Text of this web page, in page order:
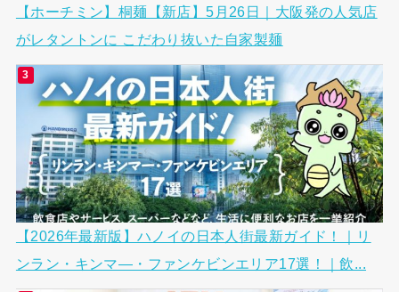
【ホーチミン】桐麺【新店】5月26日｜大阪発の人気店
がレタントンに こだわり抜いた自家製麺
【2026年最新版】ハノイの日本人街最新ガイド！｜リ
ンラン・キンマ―・ファンケビンエリア17選！｜飲...